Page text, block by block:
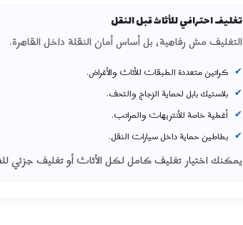
تغليف احترافي للأثاث قبل النقل
التغليف مش رفاهية، بل أساس أمان النقلة داخل القاهرة.
كراتين متعددة الطبقات للأثاث والأغراض.
بلاستيك بابل لحماية الزجاج والتحف.
أغطية خاصة للأنتريهات والمراتب.
بطاطين حماية داخل سيارات النقل.
يمكنك اختيار تغليف كامل لكل الأثاث أو تغليف جزئي